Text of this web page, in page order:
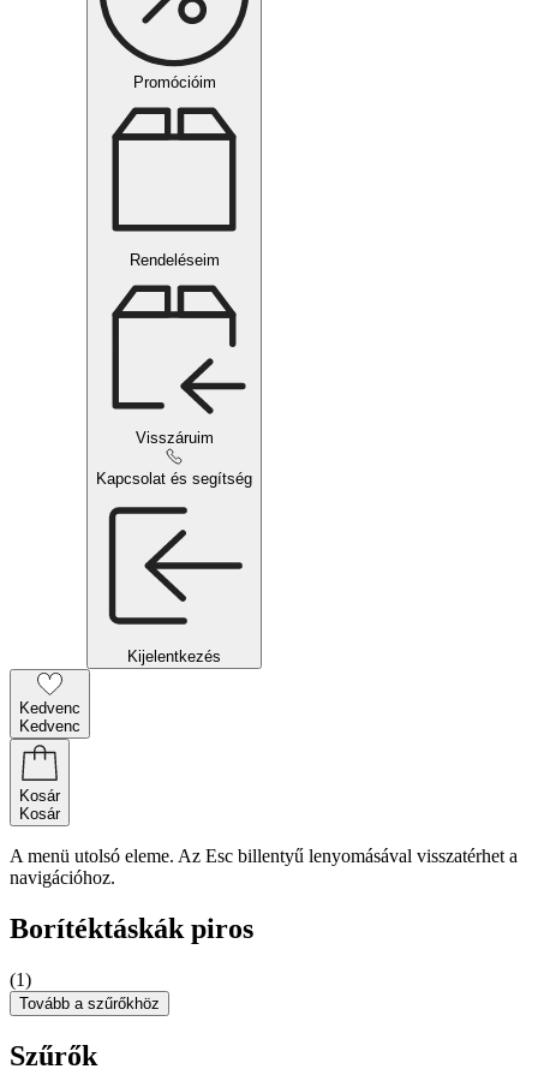
Promócióim
Rendeléseim
Visszáruim
Kapcsolat és segítség
Kijelentkezés
Kedvenc
Kedvenc
Kosár
Kosár
A menü utolsó eleme. Az Esc billentyű lenyomásával visszatérhet a
navigációhoz.
Borítéktáskák piros
(1)
Tovább a szűrőkhöz
Szűrők